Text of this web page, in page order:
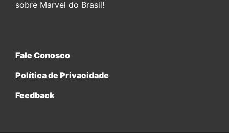
sobre Marvel do Brasil!
Fale Conosco
Política de Privacidade
Feedback